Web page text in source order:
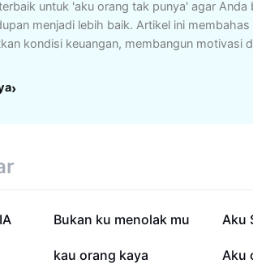
untuk 'aku orang tak punya' agar Anda
menjadi lebih baik. Artikel ini
kondisi keuangan, membangun motivasi
dari kesulitan ekonomi dan mencari inspirasi
memotivasi agar Anda yakin bisa
keterbatasan sebagai kekuatan dan
juga.
›
113,1 rb
Bukan ku menolak mu Aku
3,3 rb
kau orang kaya 2,4
Aku